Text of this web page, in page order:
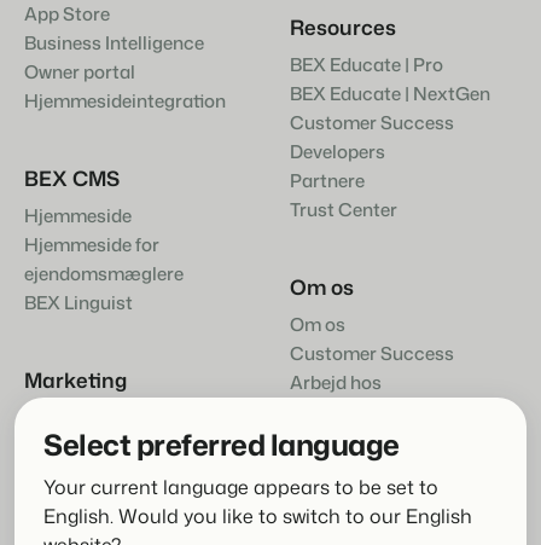
Select preferred language
Your current language appears to be set to
English. Would you like to switch to our English
App Store
Business Intelligence
Owner portal
Hjemmesideintegration
BEX CMS
Hjemmeside
Hjemmeside for
ejendomsmæglere
BEX Linguist
Marketing
Resources
BEX Educate | Pro
BEX Educate | NextGen
Customer Success
Developers
Partnere
Trust Center
Om os
Om os
Customer Success
Arbejd hos